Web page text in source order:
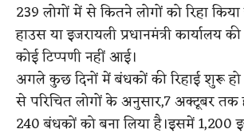
239 लोगों में से कितने लोगों को रिहा किया
हाउस या इजरायली प्रधानमंत्री कार्यालय
कोई टिप्पणी नहीं आई।
अगले कुछ दिनों में बंधकों की रिहाई शुरू
से परिचित लोगों के अनुसार,7 अक्टूबर
240 बंधकों को बना लिया है।इसमें 1,200